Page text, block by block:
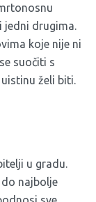
jedni drugima.
koje nije ni
suočiti s
želi biti.
u gradu.
najbolje